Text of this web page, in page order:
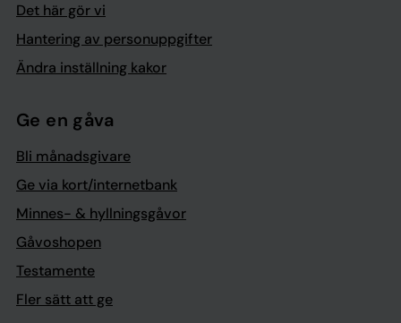
Det här gör vi
Hantering av personuppgifter
Ändra inställning kakor
Ge en gåva
Bli månadsgivare
Ge via kort/internetbank
Minnes- & hyllningsgåvor
Gåvoshopen
Testamente
Fler sätt att ge